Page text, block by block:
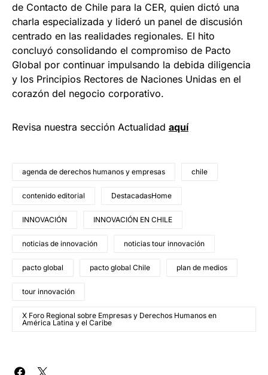
de Contacto de Chile para la CER, quien dictó una
charla especializada y lideró un panel de discusión
centrado en las realidades regionales. El hito
concluyó consolidando el compromiso de Pacto
Global por continuar impulsando la debida diligencia
y los Principios Rectores de Naciones Unidas en el
corazón del negocio corporativo.
Revisa nuestra sección Actualidad aquí
agenda de derechos humanos y empresas chile
contenido editorial DestacadasHome
INNOVACIÓN INNOVACIÓN EN CHILE
noticias de innovación noticias tour innovación
pacto global pacto global Chile plan de medios
tour innovación
X Foro Regional sobre Empresas y Derechos Humanos en
América Latina y el Caribe